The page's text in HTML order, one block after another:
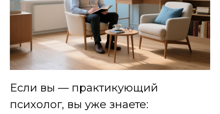
Если вы — практикующий
психолог, вы уже знаете: